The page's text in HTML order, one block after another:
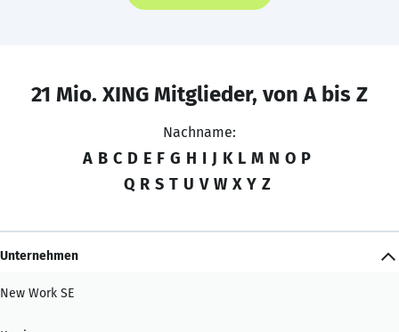
21 Mio. XING Mitglieder, von A bis Z
Nachname:
A B C D E F G H I J K L M N O P
Q R S T U V W X Y Z
Unternehmen
New Work SE